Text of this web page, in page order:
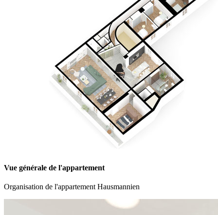
Vue générale de l'appartement
Organisation de l'appartement Hausmannien